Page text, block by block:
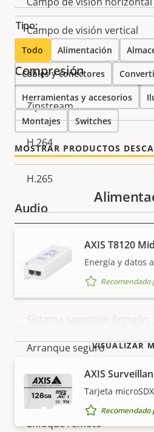
propiedad
propiedad
Campo de visión vertical
Compresión
Descripción
de
propiedad
Valor de
la
Zipstream
H.264
H.265
Audio
de
propiedad
Valor de
la
Compatibilidad de audio
Seguridad
Descripción
propiedad
Valor de
propiedad
Sistema operativo firmado
Arranque seguro
General
Descripción
Valor de
Enfoque remoto
Tipo:
Todo Alimentación
Cables y conectores
Herramientas y accesorios
Montajes Switches
MOSTRAR PRODUCTOS
VISUALIZAR
AXIS T8120
Energía y datos
AXIS
Tarjeta
MOSTRAR PRODUCTOS